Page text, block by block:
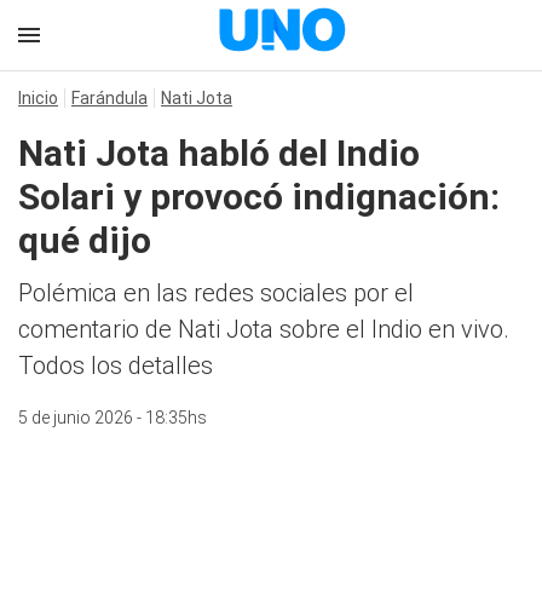
Inicio Farándula Nati Jota
Nati Jota habló del Indio
Solari y provocó indignación:
qué dijo
Polémica en las redes sociales por el
comentario de Nati Jota sobre el Indio en vivo.
Todos los detalles
5 de junio 2026 - 18:35hs